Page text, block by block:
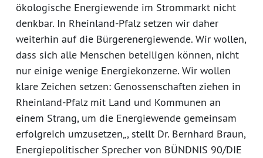
ökologische Energiewende im Strommarkt nicht
denkbar. In Rheinland-Pfalz setzen wir daher
weiterhin auf die Bürgerenergiewende. Wir wollen,
dass sich alle Menschen beteiligen können, nicht
nur einige wenige Energiekonzerne. Wir wollen
klare Zeichen setzen: Genossenschaften ziehen in
Rheinland-Pfalz mit Land und Kommunen an
einem Strang, um die Energiewende gemeinsam
erfolgreich umzusetzen„, stellt Dr. Bernhard Braun,
Energiepolitischer Sprecher von BÜNDNIS 90/DIE